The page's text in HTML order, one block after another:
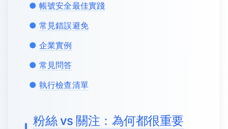
帳號安全最佳實踐
常見錯誤避免
企業實例
常見問答
執行檢查清單
粉絲 vs 關注：為何都很重要